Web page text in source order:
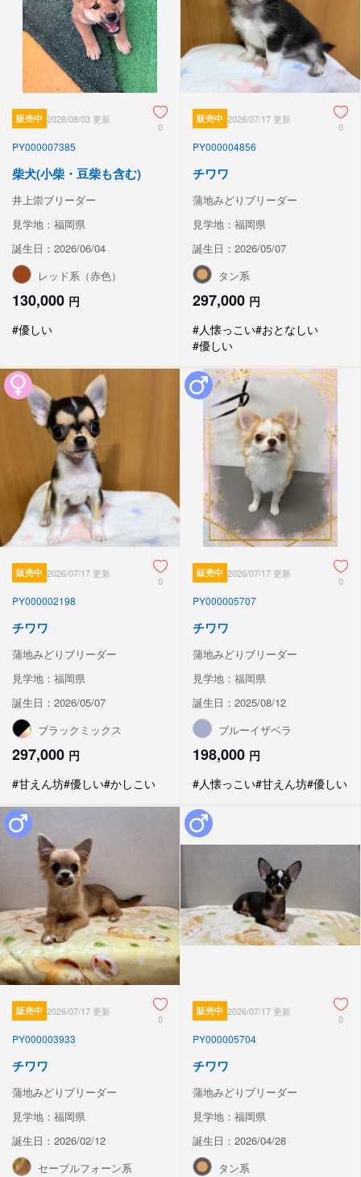
販売中 2026/08/03 更新
0
PY000007385
柴犬(小柴・豆柴も含む)
井上崇ブリーダー
見学地：福岡県
誕生日：2026/06/04
レッド系（赤色）
130,000 円
#優しい
販売中 2026/07/17 更新
0
PY000004856
チワワ
蒲地みどりブリーダー
見学地：福岡県
誕生日：2026/05/07
タン系
297,000 円
#人懐っこい#おとなしい
#優しい
販売中 2026/07/17 更新
0
PY000002198
チワワ
蒲地みどりブリーダー
見学地：福岡県
誕生日：2026/05/07
ブラックミックス
297,000 円
#甘えん坊#優しい#かしこい
販売中 2026/07/17 更新
0
PY000005707
チワワ
蒲地みどりブリーダー
見学地：福岡県
誕生日：2025/08/12
ブルーイザベラ
198,000 円
#人懐っこい#甘えん坊#優しい
販売中 2026/07/17 更新
0
PY000003933
チワワ
蒲地みどりブリーダー
見学地：福岡県
誕生日：2026/02/12
セーブルフォーン系
販売中 2026/07/17 更新
0
PY000005704
チワワ
蒲地みどりブリーダー
見学地：福岡県
誕生日：2026/04/28
タン系